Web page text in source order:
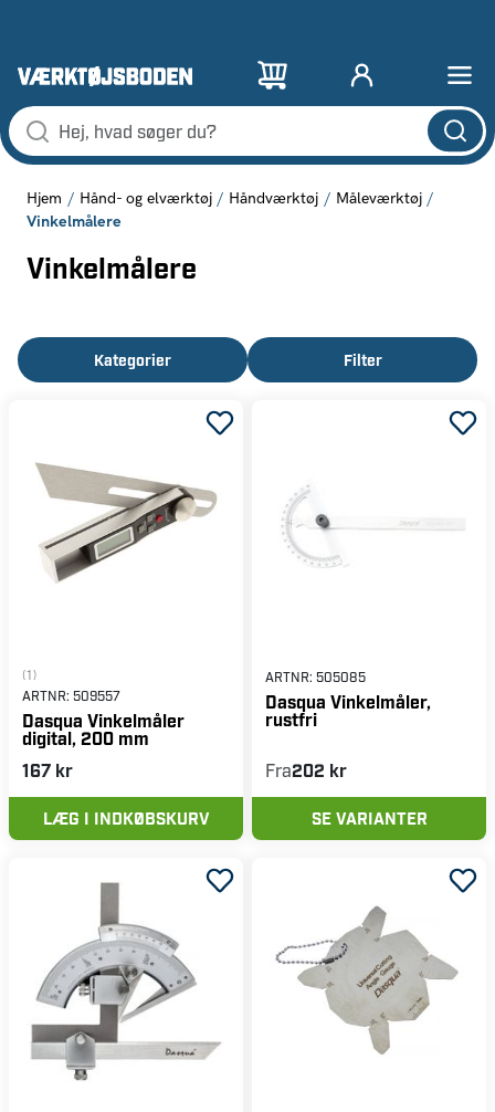
Hjem Hånd- og elværktøj Håndværktøj Måleværktøj
Vinkelmålere
Vinkelmålere
Kategorier Filter
(1)
ARTNR: 509557
Dasqua Vinkelmåler
digital, 200 mm
167 kr
LÆG I INDKØBSKURV
ARTNR: 505085
Dasqua Vinkelmåler,
rustfri
Fra202 kr
SE VARIANTER